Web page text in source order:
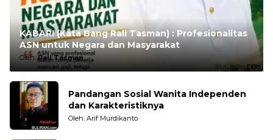
KABARI (Kata Bang Rali Tasman) : Profesionalitas
ASN untuk Negara dan Masyarakat
Oleh:Rali Tasman
Pandangan Sosial Wanita Independen
dan Karakteristiknya
Oleh: Arif Murdikanto